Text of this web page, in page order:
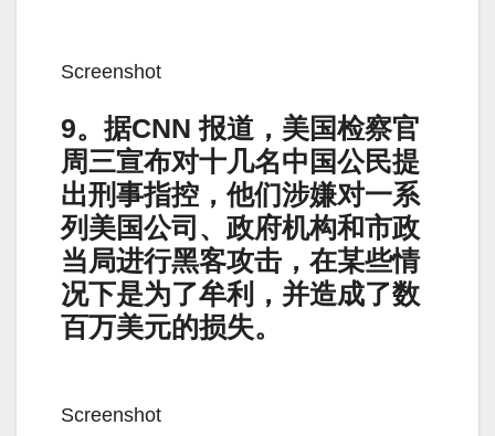
Screenshot
9。据CNN 报道，美国检察官
周三宣布对十几名中国公民提
出刑事指控，他们涉嫌对一系
列美国公司、政府机构和市政
当局进行黑客攻击，在某些情
况下是为了牟利，并造成了数
百万美元的损失。
Screenshot